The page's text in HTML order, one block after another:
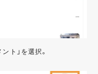
ト」を選択。